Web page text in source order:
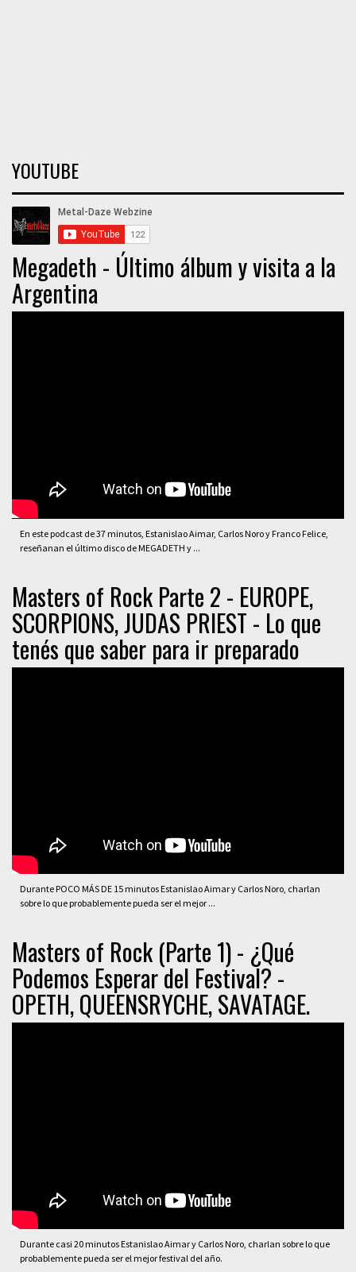
YOUTUBE
Megadeth - Último álbum y visita a la
Argentina
En este podcast de 37 minutos, Estanislao Aimar, Carlos Noro y Franco Felice,
reseñanan el último disco de MEGADETH y ...
Masters of Rock Parte 2 - EUROPE,
SCORPIONS, JUDAS PRIEST - Lo que
tenés que saber para ir preparado
Durante POCO MÁS DE 15 minutos Estanislao Aimar y Carlos Noro, charlan
sobre lo que probablemente pueda ser el mejor ...
Masters of Rock (Parte 1) - ¿Qué
Podemos Esperar del Festival? -
OPETH, QUEENSRYCHE, SAVATAGE.
Durante casi 20 minutos Estanislao Aimar y Carlos Noro, charlan sobre lo que
probablemente pueda ser el mejor festival del año.